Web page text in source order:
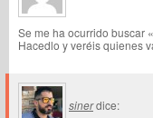
Se me ha ocurrido buscar
Hacedlo y veréis quienes
sinerdice: